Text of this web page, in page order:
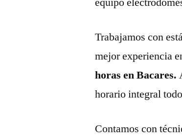
Trabajamos con
mejor experiencia
horas en Bacares.
horario integral
Contamos con